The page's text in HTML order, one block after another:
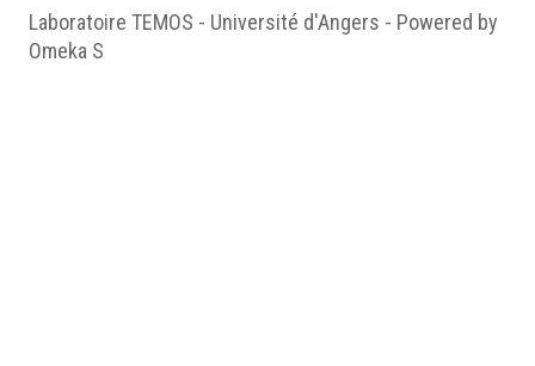
Laboratoire TEMOS - Université d'Angers - Powered by
Omeka S